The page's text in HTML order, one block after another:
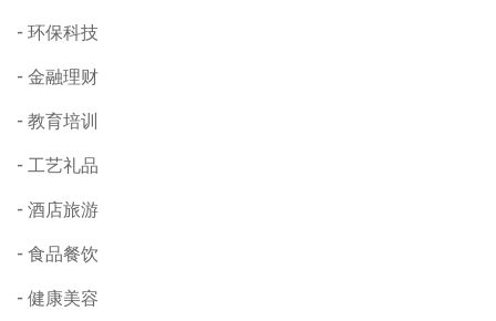
环保科技
金融理财
教育培训
工艺礼品
酒店旅游
食品餐饮
健康美容